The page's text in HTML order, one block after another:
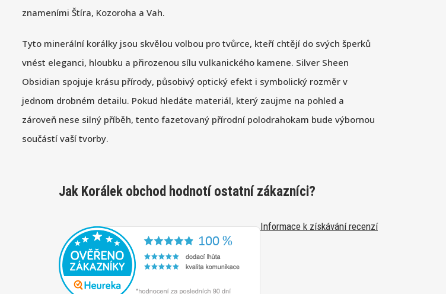
znameními Štíra, Kozoroha a Vah.
Tyto minerální korálky jsou skvělou volbou pro tvůrce, kteří chtějí do svých šperků
vnést eleganci, hloubku a přirozenou sílu vulkanického kamene. Silver Sheen
Obsidian spojuje krásu přírody, působivý optický efekt i symbolický rozměr v
jednom drobném detailu. Pokud hledáte materiál, který zaujme na pohled a
zároveň nese silný příběh, tento fazetovaný přírodní polodrahokam bude výbornou
součástí vaší tvorby.
Jak Korálek obchod hodnotí ostatní zákazníci?
Informace k získávání recenzí